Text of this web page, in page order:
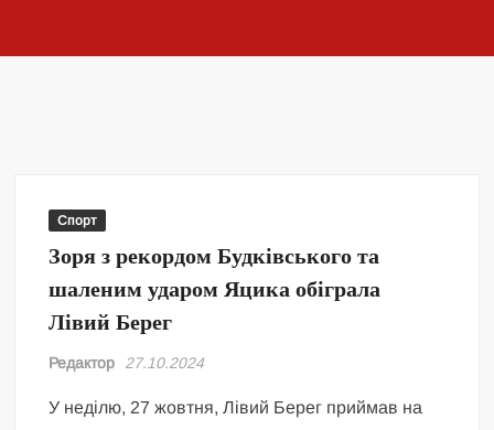
Спорт
Зоря з рекордом Будківського та
шаленим ударом Яцика обіграла
Лівий Берег
Редактор 27.10.2024
У неділю, 27 жовтня, Лівий Берег приймав на